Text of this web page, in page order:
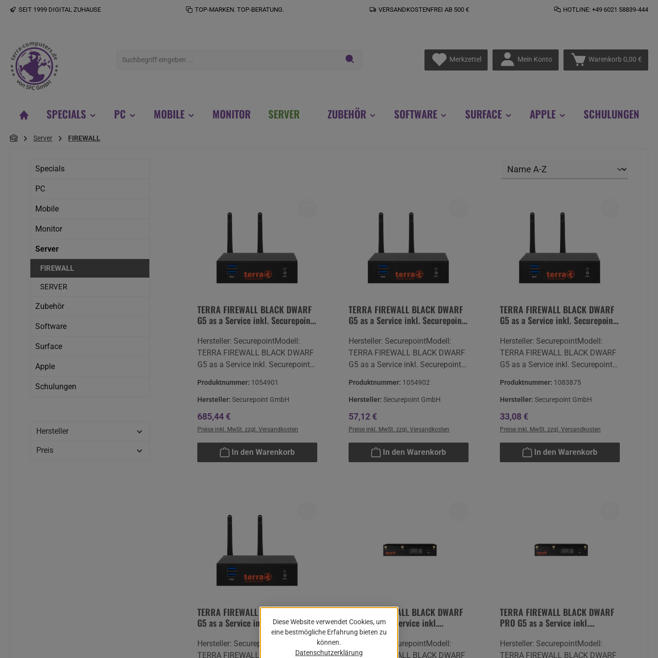
Hauptinhalt springen
Zur Suche springen
Zur Hauptnavigation springen
SEIT 1999 DIGITAL ZUHAUSE TOP-MARKEN. TOP-BERATUNG. VERSANDKOSTENFREI AB 500 € HOTLINE: +49 6021 58839-444
MerkzettelDu hast 0 Produkte auf dem Merkzettel
Mein Konto Warenkorb 0,00 €
SPECIALS PC MOBILE MONITOR SERVER ZUBEHÖR SOFTWARE SURFACE APPLE SCHULUNGEN
Server FIREWALL
Specials
PC
Mobile
Monitor
Server
FIREWALL
SERVER
Zubehör
Software
Surface
Apple
Schulungen
Hersteller
Preis
TERRA FIREWALL BLACK DWARF
G5 as a Service inkl. Securepoint
Hersteller: SecurepointModell:
TERRA FIREWALL BLACK DWARF
G5 as a Service inkl. Securepoint
pro JahrQualität:
NeuwareGarantie: TERRA 24H
VOS Laufzeit lt. Lizenz
Hersteller:Securepoint GmbH
Bleckeder Landstraße 28DE 21337
Lüneburginfo@securepoint.de
Produktnummer: 1054901
Hersteller: Securepoint GmbH
Regulärer Preis:
685,44 €
Preise inkl. MwSt. zzgl. Versandkosten
In den Warenkorb
TERRA FIREWALL BLACK DWARF
G5 as a Service inkl. Securepoint
Hersteller: SecurepointModell:
TERRA FIREWALL BLACK DWARF
G5 as a Service inkl. Securepoint
Preis pro MonatQualität:
NeuwareGarantie: TERRA 24H
VOS Laufzeit lt. Lizenz
Hersteller:Securepoint GmbH
Bleckeder Landstraße 28DE 21337
Lüneburginfo@securepoint.de
Produktnummer: 1054902
Hersteller: Securepoint GmbH
Regulärer Preis:
57,12 €
Preise inkl. MwSt. zzgl. Versandkosten
In den Warenkorb
TERRA FIREWALL BLACK DWARF
G5 as a Service inkl. Securepoint
Hersteller: SecurepointModell:
TERRA FIREWALL BLACK DWARF
G5 as a Service inkl. Securepoint
Preis pro MonatQualität:
NeuwareGarantie: TERRA 24H
VOS Laufzeit lt. Lizenz
Hersteller:Securepoint GmbH
Bleckeder Landstraße 28DE 21337
Lüneburginfo@securepoint.de
Produktnummer: 1083875
Hersteller: Securepoint GmbH
Regulärer Preis:
33,08 €
Preise inkl. MwSt. zzgl. Versandkosten
In den Warenkorb
TERRA FIREWALL BLACK DWARF
G5 as a Service inkl. Securepoint
Hersteller: SecurepointModell:
TERRA FIREWALL BLACK DWARF
TERRA FIREWALL BLACK DWARF
PRO G5 as a Service inkl.
Securepoint Infinity-Lizenz
Hersteller: SecurepointModell:
TERRA FIREWALL BLACK DWARF
TERRA FIREWALL BLACK DWARF
PRO G5 as a Service inkl.
Hersteller: SecurepointModell:
TERRA FIREWALL BLACK DWARF
Diese Website verwendet Cookies, um
eine bestmögliche Erfahrung bieten zu
können.
Datenschutzerklärung